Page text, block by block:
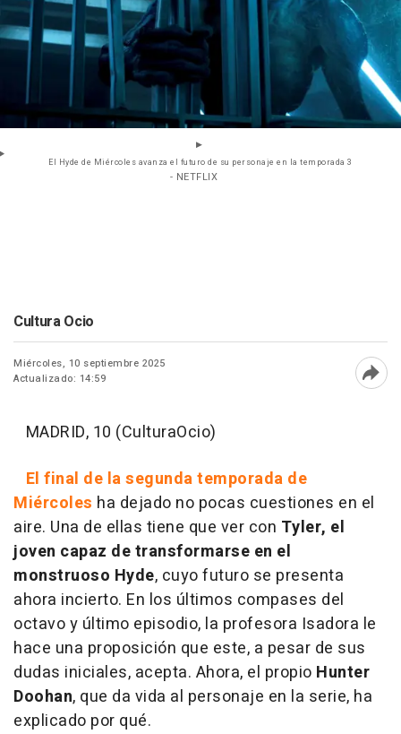
El Hyde de Miércoles avanza el futuro de su personaje en la temporada 3
- NETFLIX
Cultura Ocio
Miércoles, 10 septiembre 2025
Actualizado: 14:59
MADRID, 10 (CulturaOcio)
El final de la segunda temporada de
Miércoles ha dejado no pocas cuestiones en el
aire. Una de ellas tiene que ver con Tyler, el
joven capaz de transformarse en el
monstruoso Hyde, cuyo futuro se presenta
ahora incierto. En los últimos compases del
octavo y último episodio, la profesora Isadora le
hace una proposición que este, a pesar de sus
dudas iniciales, acepta. Ahora, el propio Hunter
Doohan, que da vida al personaje en la serie, ha
explicado por qué.